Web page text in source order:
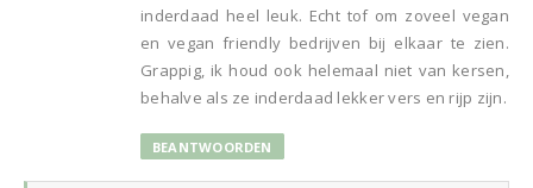
inderdaad heel leuk. Echt tof om zoveel vegan
en vegan friendly bedrijven bij elkaar te zien.
Grappig, ik houd ook helemaal niet van kersen,
behalve als ze inderdaad lekker vers en rijp zijn.
BEANTWOORDEN